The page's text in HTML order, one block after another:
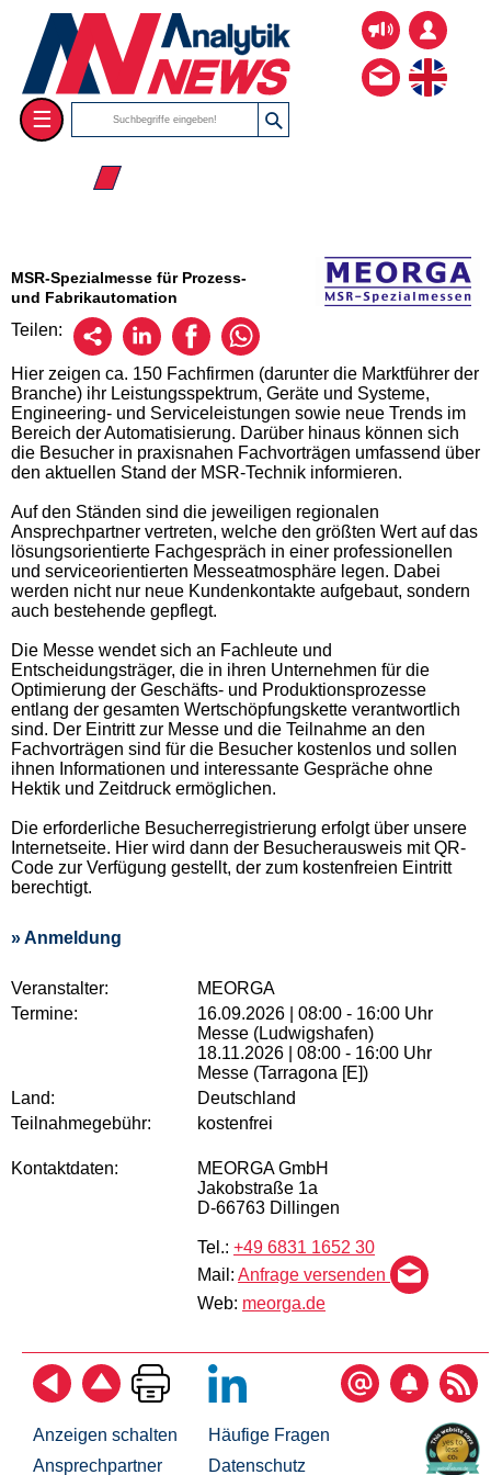
☰
☰ 2026
MSR-Spezialmesse für Prozess-
und Fabrikautomation
Teilen:
Hier zeigen ca. 150 Fachfirmen (darunter die Marktführer der
Branche) ihr Leistungsspektrum, Geräte und Systeme,
Engineering- und Serviceleistungen sowie neue Trends im
Bereich der Automatisierung. Darüber hinaus können sich
die Besucher in praxisnahen Fachvorträgen umfassend über
den aktuellen Stand der MSR-Technik informieren.
Auf den Ständen sind die jeweiligen regionalen
Ansprechpartner vertreten, welche den größten Wert auf das
lösungsorientierte Fachgespräch in einer professionellen
und serviceorientierten Messeatmosphäre legen. Dabei
werden nicht nur neue Kundenkontakte aufgebaut, sondern
auch bestehende gepflegt.
Die Messe wendet sich an Fachleute und
Entscheidungsträger, die in ihren Unternehmen für die
Optimierung der Geschäfts- und Produktionsprozesse
entlang der gesamten Wertschöpfungskette verantwortlich
sind. Der Eintritt zur Messe und die Teilnahme an den
Fachvorträgen sind für die Besucher kostenlos und sollen
ihnen Informationen und interessante Gespräche ohne
Hektik und Zeitdruck ermöglichen.
Die erforderliche Besucherregistrierung erfolgt über unsere
Internetseite. Hier wird dann der Besucherausweis mit QR-
Code zur Verfügung gestellt, der zum kostenfreien Eintritt
berechtigt.
» Anmeldung
Veranstalter:
MEORGA
Termine:
16.09.2026 | 08:00 - 16:00 Uhr
Messe (Ludwigshafen)
18.11.2026 | 08:00 - 16:00 Uhr
Messe (Tarragona [E])
Land:
Deutschland
Teilnahmegebühr:
kostenfrei
Kontaktdaten:
MEORGA GmbH
Jakobstraße 1a
D-66763 Dillingen
Tel.: +49 6831 1652 30
Mail: Anfrage versenden
Web: meorga.de
Anzeigen schalten
Ansprechpartner
Häufige Fragen
Datenschutz